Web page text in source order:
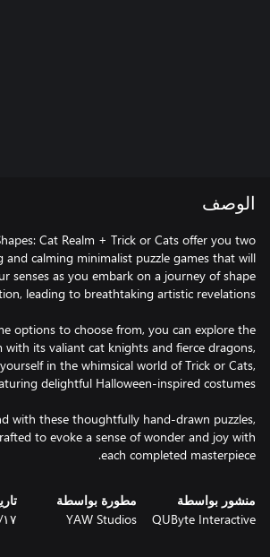
الوصف
Cat Realm + Trick or Cats offer you two
and calming minimalist puzzle games that will
senses as you embark on a journey of shape
options to choose from, you can explore the
with its valiant cat knights and fierce dragons,
in the whimsical world of Trick or Cats,
with these thoughtfully hand-drawn puzzles,
to evoke a sense of wonder and joy with
each completed masterpiece.
منشور بواسطة
QUByte Interactive
مطورة بواسطة
YAW Studios ١٧‏/٨‏/٢٠٢٣